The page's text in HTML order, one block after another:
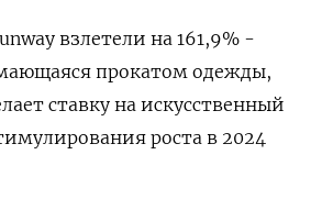
взлетели на 161,9% -
прокатом одежды,
ставку на искусственный
роста в 2024